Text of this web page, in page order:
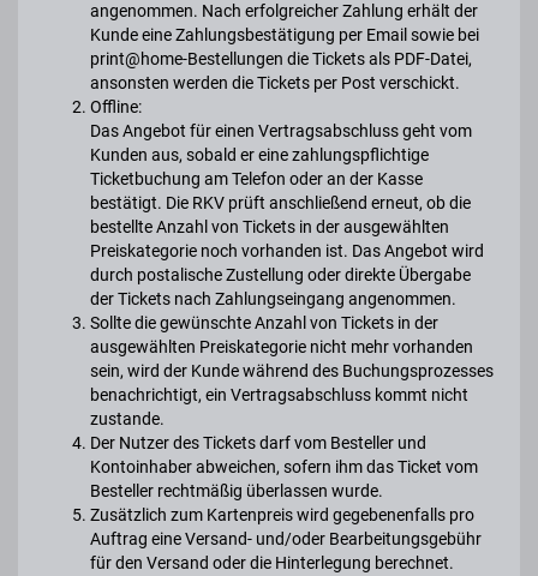
angenommen. Nach erfolgreicher Zahlung erhält der
Kunde eine Zahlungsbestätigung per Email sowie bei
print@home-Bestellungen die Tickets als PDF-Datei,
ansonsten werden die Tickets per Post verschickt.
Offline:
Das Angebot für einen Vertragsabschluss geht vom
Kunden aus, sobald er eine zahlungspflichtige
Ticketbuchung am Telefon oder an der Kasse
bestätigt. Die RKV prüft anschließend erneut, ob die
bestellte Anzahl von Tickets in der ausgewählten
Preiskategorie noch vorhanden ist. Das Angebot wird
durch postalische Zustellung oder direkte Übergabe
der Tickets nach Zahlungseingang angenommen.
Sollte die gewünschte Anzahl von Tickets in der
ausgewählten Preiskategorie nicht mehr vorhanden
sein, wird der Kunde während des Buchungsprozesses
benachrichtigt, ein Vertragsabschluss kommt nicht
zustande.
Der Nutzer des Tickets darf vom Besteller und
Kontoinhaber abweichen, sofern ihm das Ticket vom
Besteller rechtmäßig überlassen wurde.
Zusätzlich zum Kartenpreis wird gegebenenfalls pro
Auftrag eine Versand- und/oder Bearbeitungsgebühr
für den Versand oder die Hinterlegung berechnet.